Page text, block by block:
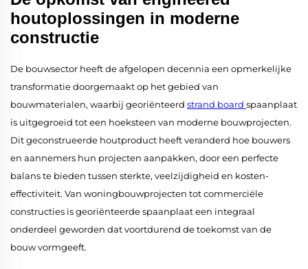
houtoplossingen in moderne
constructie
De bouwsector heeft de afgelopen decennia een opmerkelijke
transformatie doorgemaakt op het gebied van
bouwmaterialen, waarbij georiënteerd strand board spaanplaat
is uitgegroeid tot een hoeksteen van moderne bouwprojecten.
Dit geconstrueerde houtproduct heeft veranderd hoe bouwers
en aannemers hun projecten aanpakken, door een perfecte
balans te bieden tussen sterkte, veelzijdigheid en kosten-
effectiviteit. Van woningbouwprojecten tot commerciële
constructies is georiënteerde spaanplaat een integraal
onderdeel geworden dat voortdurend de toekomst van de
bouw vormgeeft.